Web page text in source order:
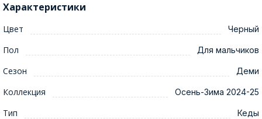
Характеристики
Цвет Черный
Пол Для мальчиков
Сезон Деми
Коллекция Осень-Зима 2024-25
Тип Кеды